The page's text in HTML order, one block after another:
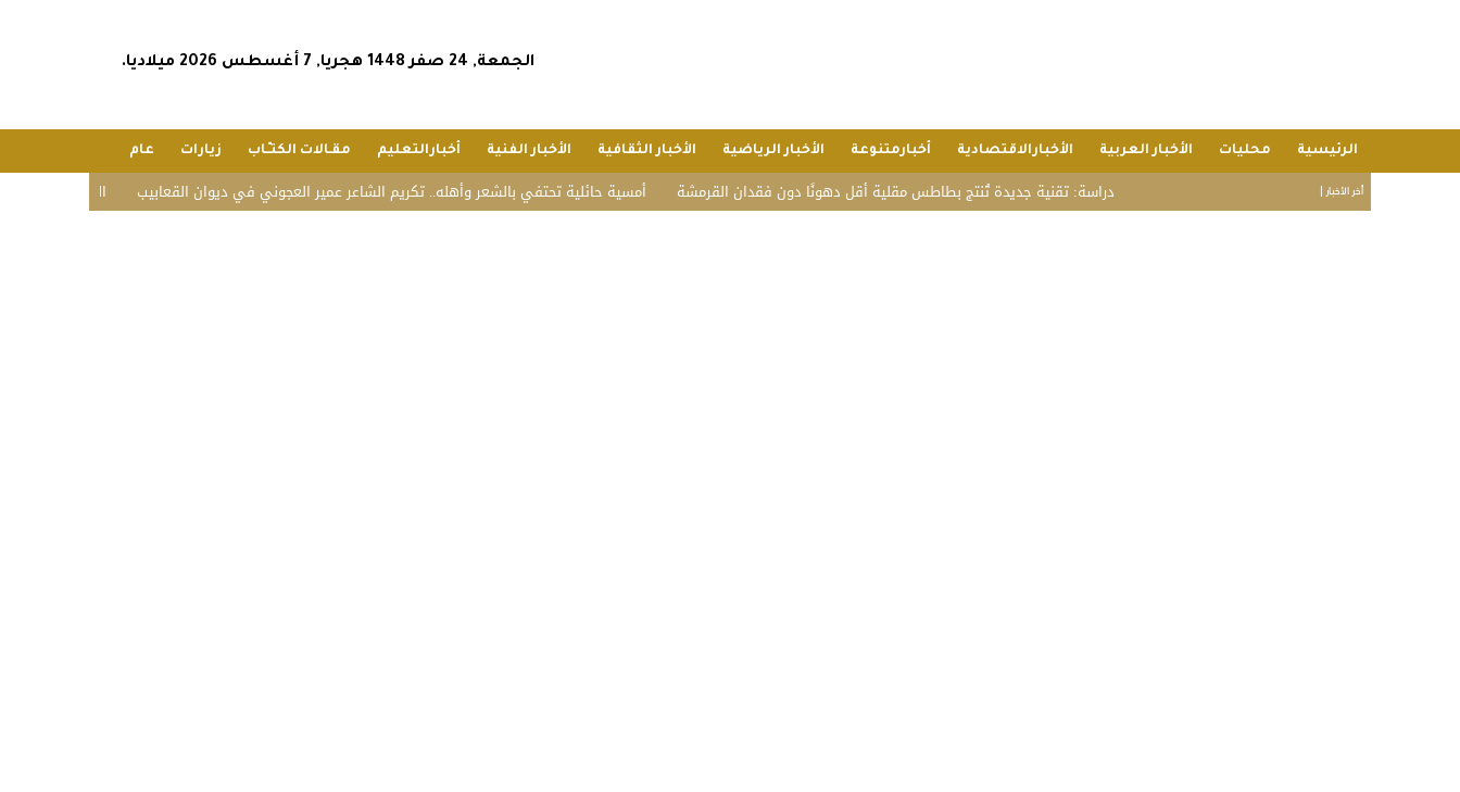
الجمعة, 24 صفر 1448 هجريا, 7 أغسطس 2026 ميلاديا.
الرئيسية محليات الأخبار العربية الأخبارالاقتصادية أخبارمتنوعة الأخبار الرياضية الأخبار الثقافية الأخبار الفنية أخبارالتعليم مقـالات الكتـّـاب زيارات عام
أخر الأخبار | الشؤون الإسلامية أمسية حائلية تحتفي بالشعر وأهله.. تكريم الشاعر عمير العجوني في ديوان القعابيب دراسة: تقنية جديدة تُنتج بطاطس مقلية أقل دهونًا دون فقدان القرمشة